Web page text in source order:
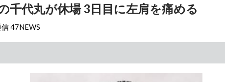
千代丸が休場 3日目に左肩を痛める
47NEWS